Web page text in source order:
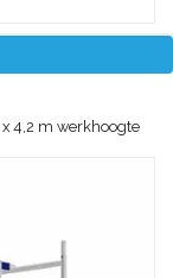
4,2 m werkhoogte